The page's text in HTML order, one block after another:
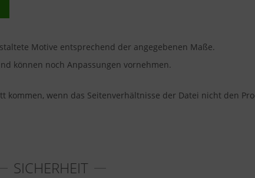
Motive entsprechend der angegebenen Maße.
können noch Anpassungen vornehmen.
wenn das Seitenverhältnisse der Datei nicht den
SICHERHEIT